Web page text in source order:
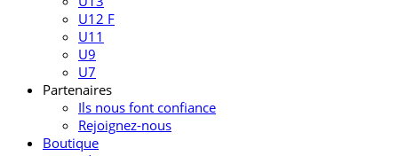
U12 F
U11
U9
U7
Partenaires
Ils nous font confiance
Rejoignez-nous
Boutique